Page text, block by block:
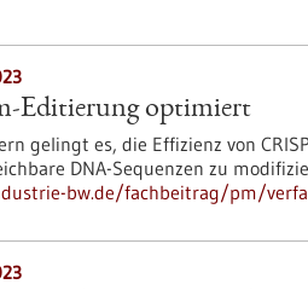
Editierung optimiert
gelingt es, die Effizienz von
DNA-Sequenzen zu
bw.de/fachbeitrag/pm/